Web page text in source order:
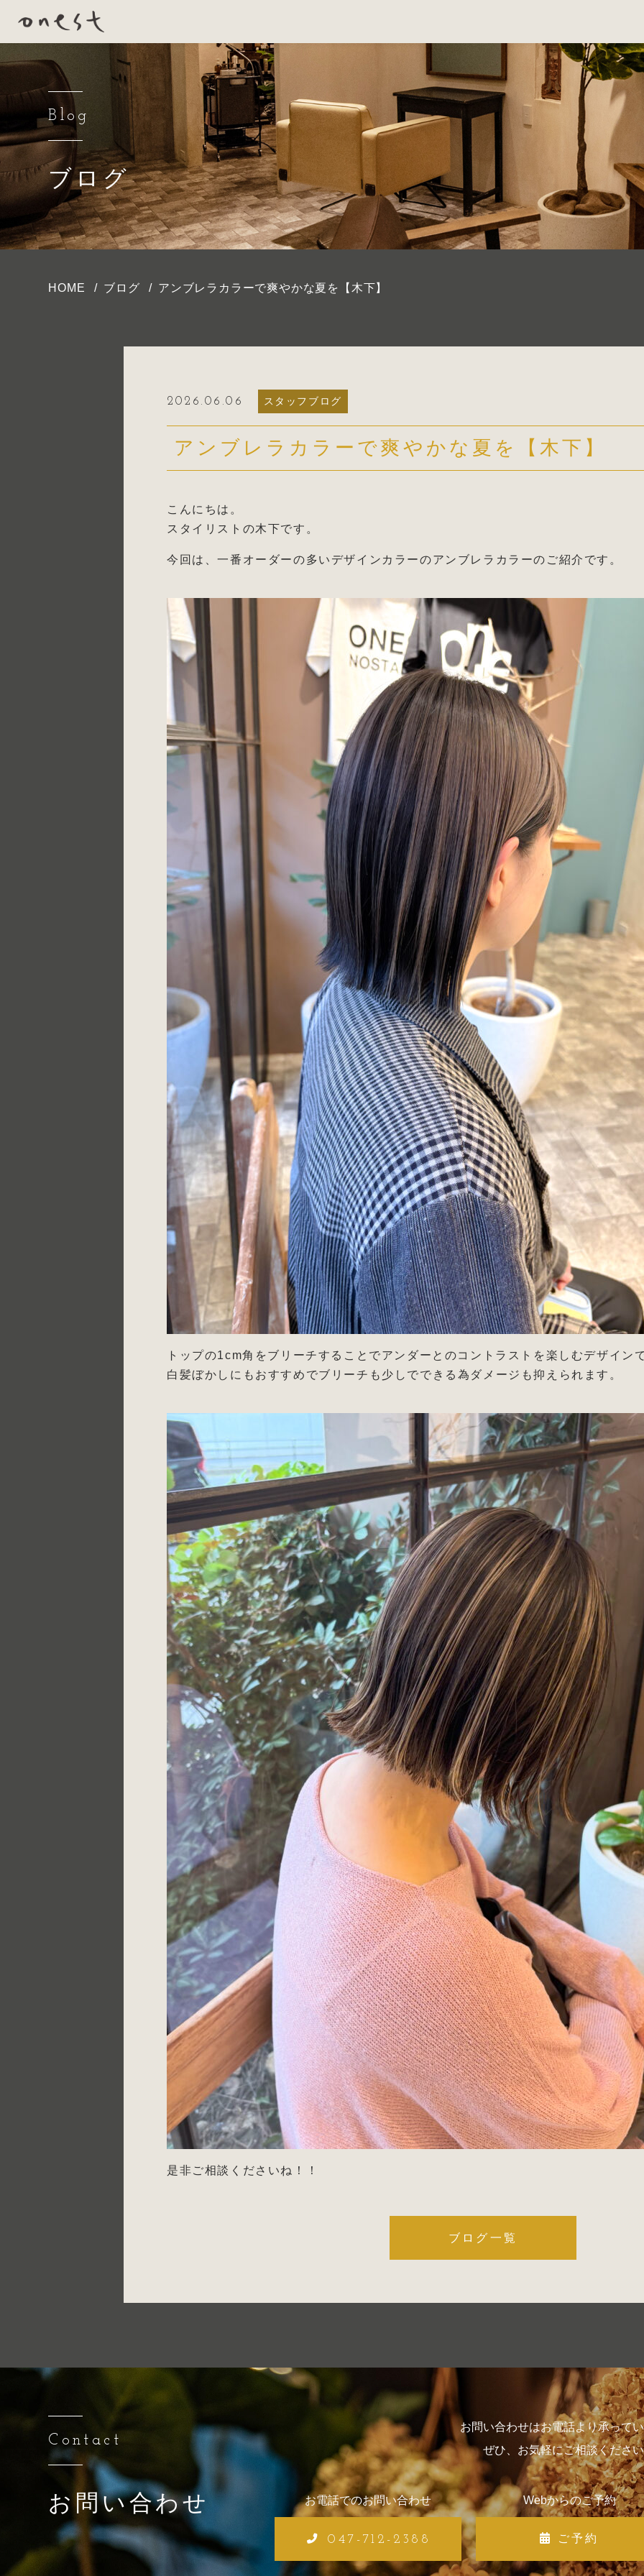
Blog
ブログ
HOME ブログ アンブレラカラーで爽やかな夏を【木下】
2026.06.06 スタッフブログ
アンブレラカラーで爽やかな夏を【木下】
こんにちは。
スタイリストの木下です。
今回は、一番オーダーの多いデザインカラーのアンブレラカラーのご紹介です。
トップの1cm角をブリーチすることでアンダーとのコントラストを楽しむデザイン
白髪ぼかしにもおすすめでブリーチも少しでできる為ダメージも抑えられます。
是非ご相談くださいね！！
ブログ一覧
Contact
お問い合わせ
お問い合わせはお電話より承って
ぜひ、お気軽にご相談くださ
お電話でのお問い合わせ
047-712-2388
Webからのご予約
ご予約